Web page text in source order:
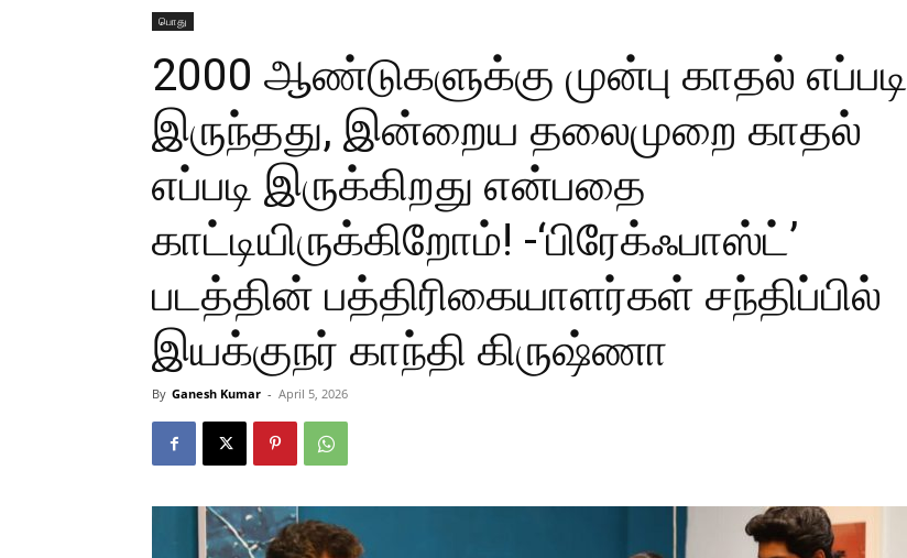
பொது
2000 ஆண்டுகளுக்கு முன்பு காதல் எப்படி
இருந்தது, இன்றைய தலைமுறை காதல்
எப்படி இருக்கிறது என்பதை
காட்டியிருக்கிறோம்! -‘பிரேக்ஃபாஸ்ட்’
படத்தின் பத்திரிகையாளர்கள் சந்திப்பில்
இயக்குநர் காந்தி கிருஷ்ணா
By Ganesh Kumar - April 5, 2026